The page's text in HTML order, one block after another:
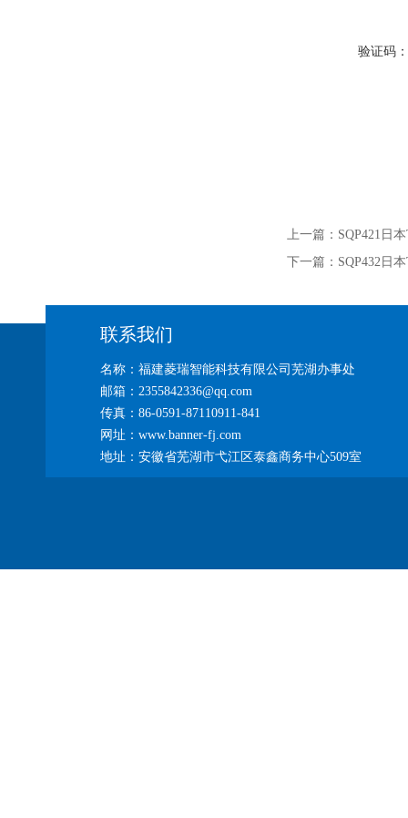
验证码：
上一篇： SQP421日
下一篇： SQP432日
联系我们
名称：福建菱瑞智能科技有限公司芜湖办事处
邮箱：2355842336@qq.com
传真：86-0591-87110911-841
网址：www.banner-fj.com
地址：安徽省芜湖市弋江区泰鑫商务中心509室